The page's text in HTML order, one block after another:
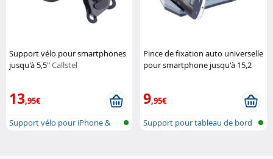
Support vélo pour smartphones
jusqu'à 5,5"Callstel
13,95€
Support vélo pour iPhone &
Pince de fixation auto universelle
pour smartphone jusqu'à 15,2
9,95€
Support pour tableau de bord